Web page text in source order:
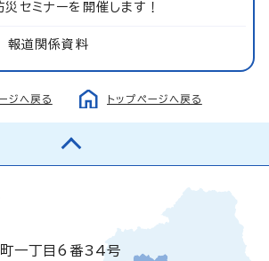
セミナーを開催します！
道関係資料
ジへ戻る トップページへ戻る
町一丁目6番34号